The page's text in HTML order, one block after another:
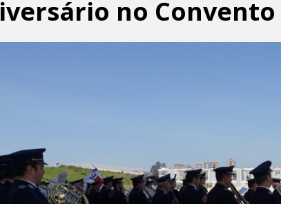
no Convento